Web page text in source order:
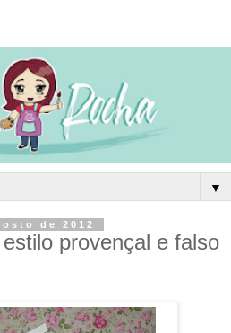
▼
de 2012
provençal e falso